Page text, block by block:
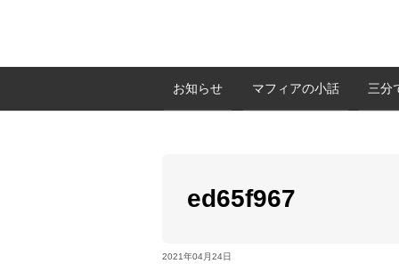
お知らせ マフィアの小話 三分
ed65f967
2021年04月24日